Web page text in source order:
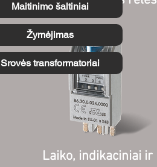
Maitinimo šaltiniai
Žymėjimas
Srovės transformatoriai
Laiko, indikaciniai ir